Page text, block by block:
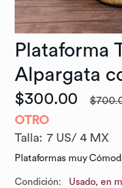
Plataforma
Alpargata
$300.00
OTRO
Talla: 7 US/ 4 MX
Plataformas muy
Condición:
Usado, en